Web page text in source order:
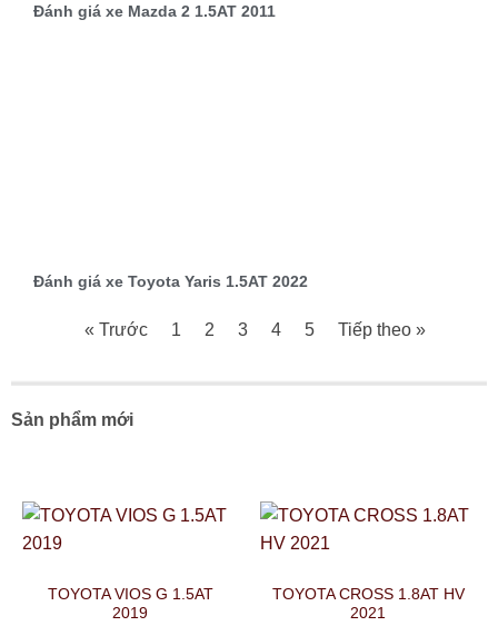
Đánh giá xe Mazda 2 1.5AT 2011
Đánh giá xe Toyota Yaris 1.5AT 2022
« Trước 1 2 3 4 5 Tiếp theo »
Sản phẩm mới
TOYOTA VIOS G 1.5AT
2019
TOYOTA CROSS 1.8AT HV
2021